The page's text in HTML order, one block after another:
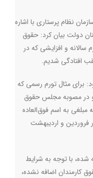
نظام پرستاری با اشاره
دولت بیان کرد: حقوق
سالانه و افزایشی که در
افتادگی شدیم.
برای مثال تورم رسمی که
حدود ۴۰درصد بود و در مصوبه مجلس حقوق
مبلغی به اسم فوق‌العاده
فروردین و اردیبهشت
شده، با توجه به شرایط
کارمندان اضافه نشده،